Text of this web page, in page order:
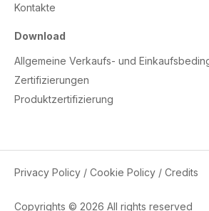
Kontakte
Download
Allgemeine Verkaufs- und
Zertifizierungen
Produktzertifizierung
Privacy Policy / Cookie Policy / Credits
Copyrights © 2026 All rights reserved